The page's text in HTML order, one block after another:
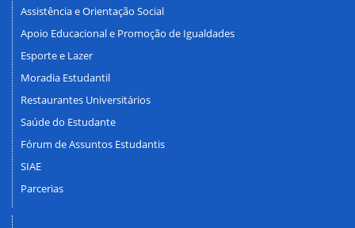
Assistência e Orientação Social
Apoio Educacional e Promoção de Igualdades
Esporte e Lazer
Moradia Estudantil
Restaurantes Universitários
Saúde do Estudante
Fórum de Assuntos Estudantis
SIAE
Parcerias